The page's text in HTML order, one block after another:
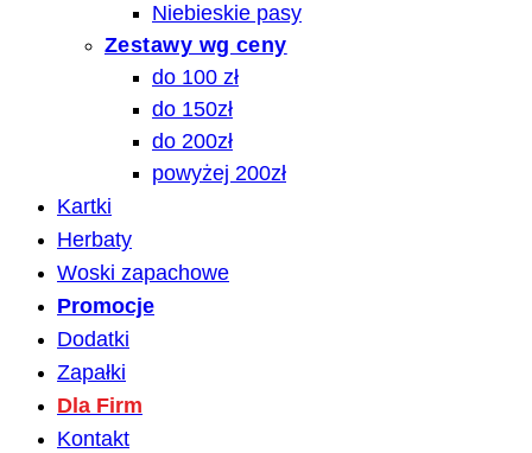
Niebieskie pasy
Zestawy wg ceny
do 100 zł
do 150zł
do 200zł
powyżej 200zł
Kartki
Herbaty
Woski zapachowe
Promocje
Dodatki
Zapałki
Dla Firm
Kontakt